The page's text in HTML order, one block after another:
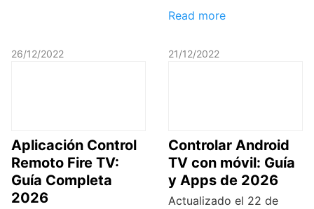
Read more
26/12/2022
Aplicación Control
Remoto Fire TV:
Guía Completa
2026
21/12/2022
Controlar Android
TV con móvil: Guía
y Apps de 2026
Actualizado el 22 de